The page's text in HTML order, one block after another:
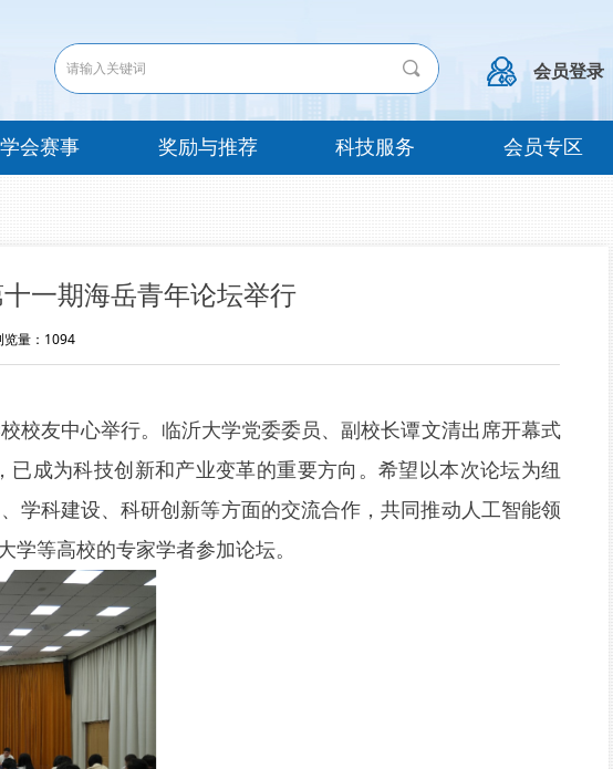
끠 会员登录
学会赛事 奖励与推荐 科技服务 会员专区
一期海岳青年论坛举行
校友中心举行。临沂大学党委委员、副校长谭文清出席开幕式
成为科技创新和产业变革的重要方向。希望以本次论坛为纽
学科建设、科研创新等方面的交流合作，共同推动人工智能领
等高校的专家学者参加论坛。
览量： 1094